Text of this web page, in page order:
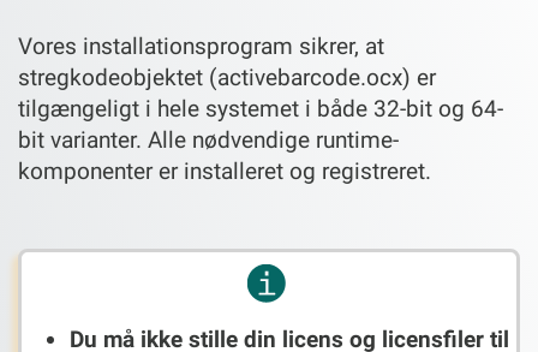
Vores installationsprogram sikrer, at
stregkodeobjektet (activebarcode.ocx) er
tilgængeligt i hele systemet i både 32-bit og 64-
bit varianter. Alle nødvendige runtime-
komponenter er installeret og registreret.
Du må ikke stille din licens og licensfiler til